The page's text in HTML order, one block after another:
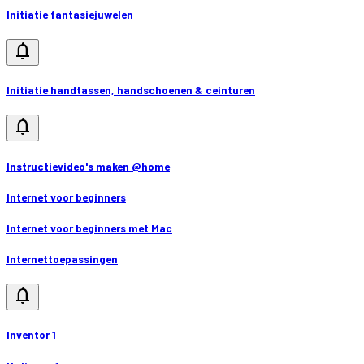
Initiatie fantasiejuwelen
notifications
Initiatie handtassen, handschoenen & ceinturen
notifications
Instructievideo's maken @home
Internet voor beginners
Internet voor beginners met Mac
Internettoepassingen
notifications
Inventor 1